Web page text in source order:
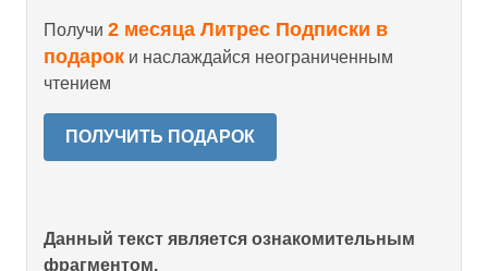
Получи 2 месяца Литрес Подписки в
подарок и наслаждайся неограниченным
чтением
ПОЛУЧИТЬ ПОДАРОК
Данный текст является ознакомительным
фрагментом.